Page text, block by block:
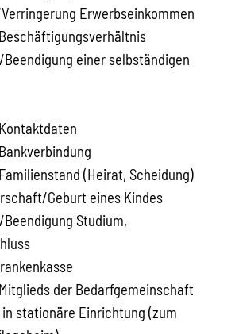
Erwerbseinkommen
einer selbständigen
(Heirat, Scheidung)
Geburt eines Kindes
Studium,
der Bedarfgemeinschaft
stationäre Einrichtung (zum